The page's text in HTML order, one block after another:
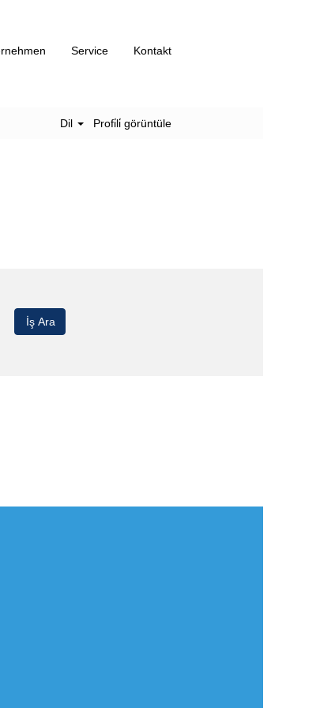
Service Kontakt
Dil Profi̇li̇ görüntüle